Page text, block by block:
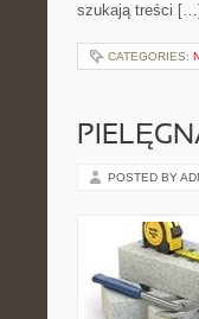
szukają treści […]
CATEGORIES:
POSTED BY